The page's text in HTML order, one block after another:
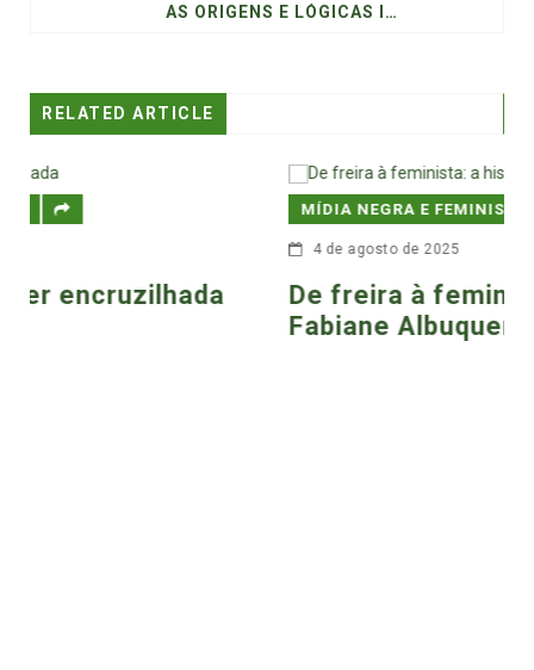
AS ORIGENS E LÓGICAS IGNORADAS DO RACISMO POLICIAL
RELATED ARTICLE
MÍDIA NEGRA E FEMINISTA
De freira à feminista: a história de
Fabiane Albuquerque